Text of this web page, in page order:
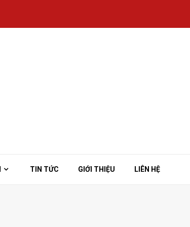
TIN TỨC GIỚI THIỆU LIÊN HỆ